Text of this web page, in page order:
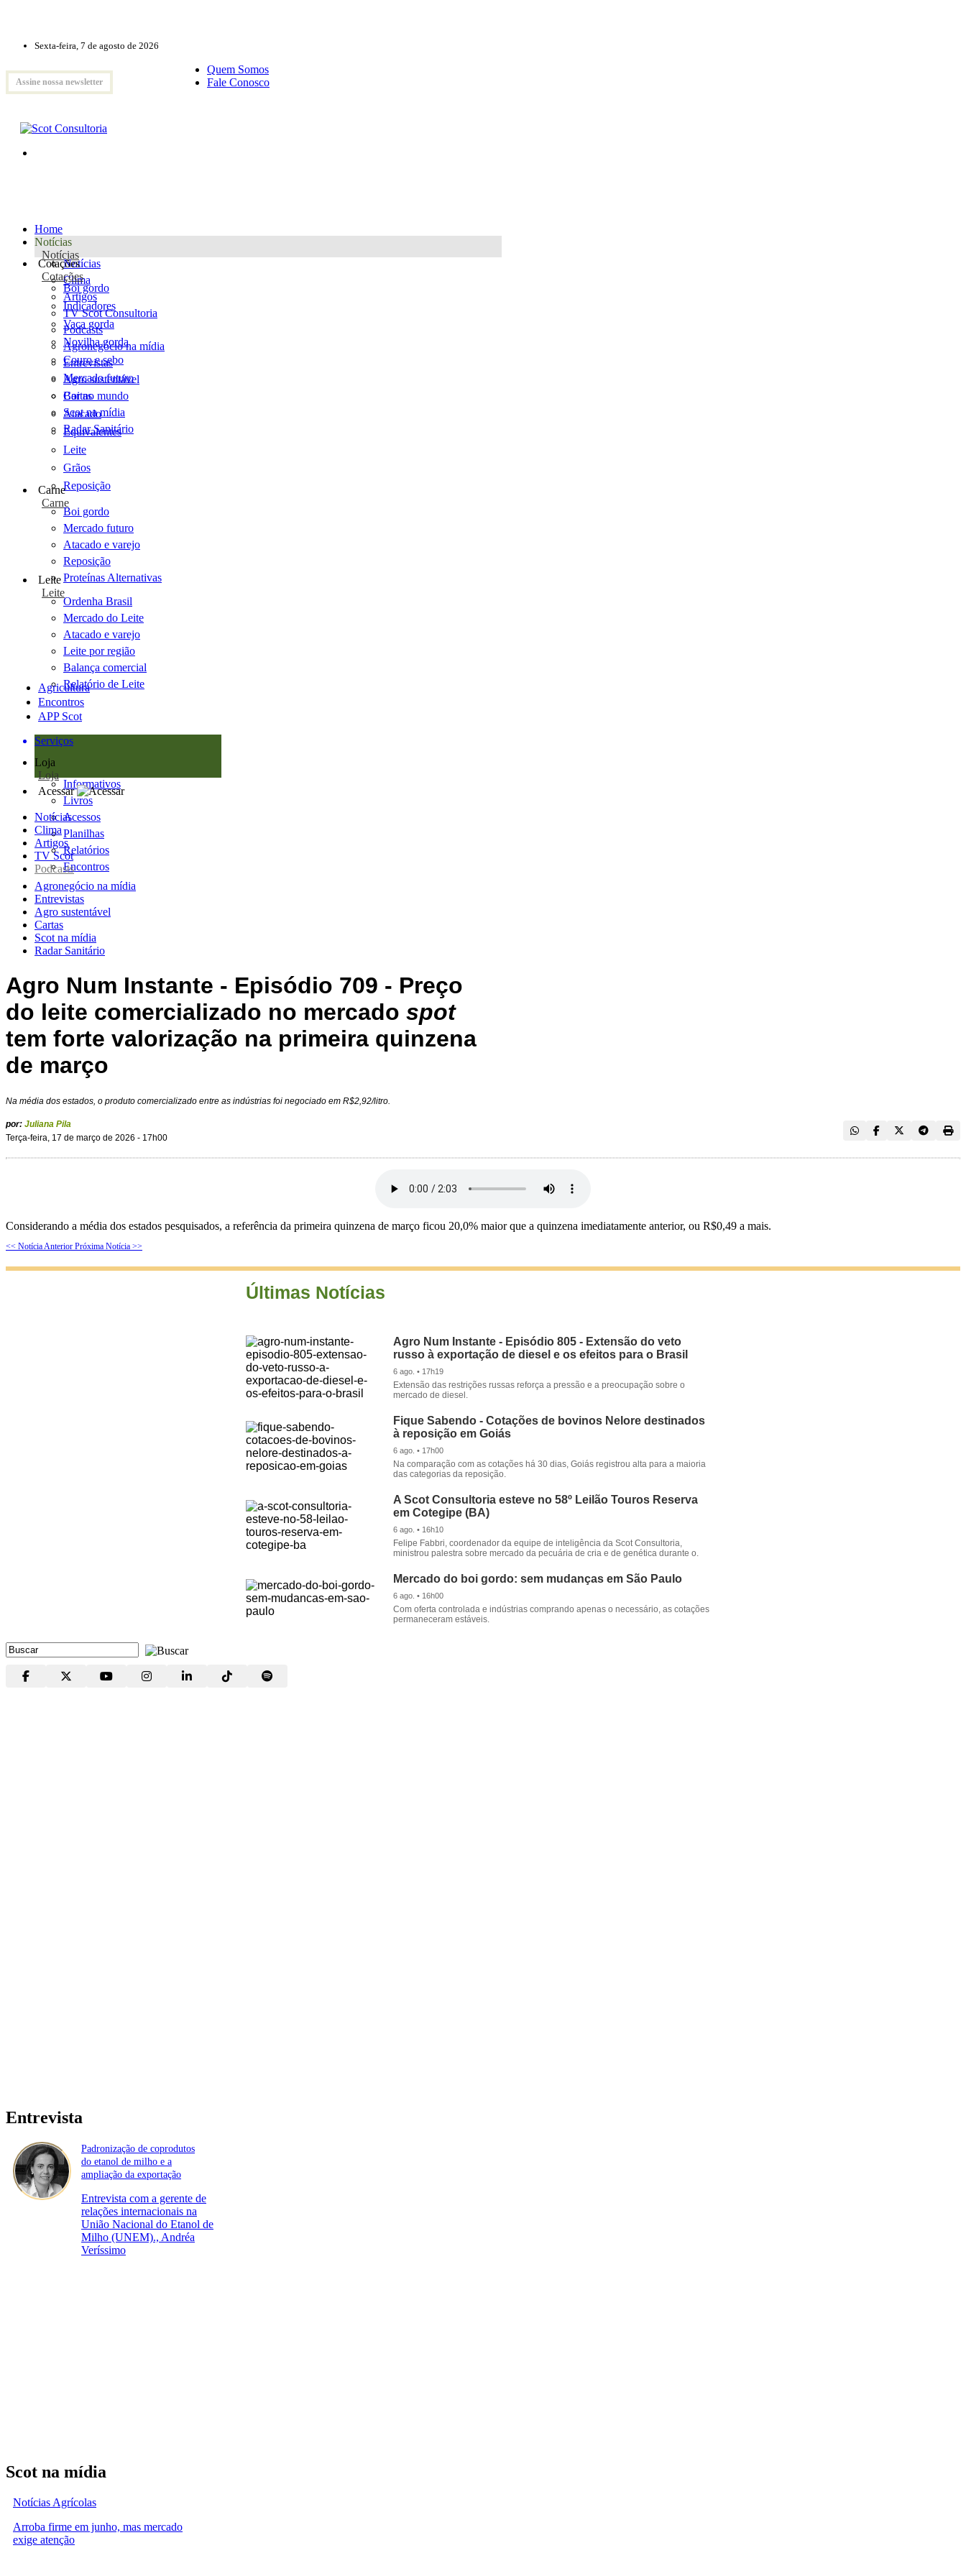
Sexta-feira, 7 de agosto de 2026
Assine nossa newsletter
Quem Somos
Fale Conosco
Home
Notícias
Notícias
Notícias
Clima
Artigos
TV Scot Consultoria
Podcasts
Agronegócio na mídia
Entrevistas
Agro sustentável
Cartas
Scot na mídia
Radar Sanitário
Cotações
Cotações
Boi gordo
Indicadores
Vaca gorda
Novilha gorda
Couro e sebo
Mercado futuro
Boi no mundo
Atacado
Equivalentes
Leite
Grãos
Reposição
Carne
Carne
Boi gordo
Mercado futuro
Atacado e varejo
Reposição
Proteínas Alternativas
Leite
Leite
Ordenha Brasil
Mercado do Leite
Atacado e varejo
Leite por região
Balança comercial
Relatório de Leite
Agricultura
Encontros
APP Scot
Serviços
Loja
Loja
Informativos
Livros
Acessos
Planilhas
Relatórios
Encontros
Acessar
Notícias
Clima
Artigos
TV Scot
Podcasts
Agronegócio na mídia
Entrevistas
Agro sustentável
Cartas
Scot na mídia
Radar Sanitário
Agro Num Instante - Episódio 709 - Preço
do leite comercializado no mercado spot
tem forte valorização na primeira quinzena
de março
Na média dos estados, o produto comercializado entre as indústrias foi negociado em R$2,92/litro.
por: Juliana Pila
Terça-feira, 17 de março de 2026 - 17h00
Considerando a média dos estados pesquisados, a referência da primeira quinzena de março ficou 20,0% maior que a quinzena imediatamente anterior, ou R$0,49 a mais.
<< Notícia Anterior Próxima Notícia >>
Últimas Notícias
Agro Num Instante - Episódio 805 - Extensão do veto
russo à exportação de diesel e os efeitos para o Brasil
6 ago. • 17h19
Extensão das restrições russas reforça a pressão e a preocupação sobre o
mercado de diesel.
Fique Sabendo - Cotações de bovinos Nelore destinados
à reposição em Goiás
6 ago. • 17h00
Na comparação com as cotações há 30 dias, Goiás registrou alta para a maioria
das categorias da reposição.
A Scot Consultoria esteve no 58º Leilão Touros Reserva
em Cotegipe (BA)
6 ago. • 16h10
Felipe Fabbri, coordenador da equipe de inteligência da Scot Consultoria,
ministrou palestra sobre mercado da pecuária de cria e de genética durante o.
Mercado do boi gordo: sem mudanças em São Paulo
6 ago. • 16h00
Com oferta controlada e indústrias comprando apenas o necessário, as cotações
permaneceram estáveis.
Entrevista
Padronização de coprodutos
do etanol de milho e a
ampliação da exportação
Entrevista com a gerente de
relações internacionais na
União Nacional do Etanol de
Milho (UNEM)., Andréa
Veríssimo
Scot na mídia
Notícias Agrícolas
Arroba firme em junho, mas mercado
exige atenção